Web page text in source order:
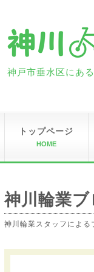
神戸市垂水区にあ
トップページ
HOME
神川輪業
神川輪業スタッフによる